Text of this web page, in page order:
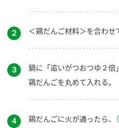
２ ＜鶏だんご材料＞を合わせ
３
鍋に「追いがつおつゆ２倍
鶏だんごを丸めて入れる。
４ 鶏だんごに火が通ったら、